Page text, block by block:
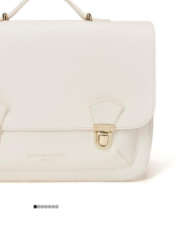
Ir al artículo 1
Ir al artículo 2
Ir al artículo 3
Ir al artículo 4
Ir al artículo 5
Ir al artículo 6
Ir al artículo 7